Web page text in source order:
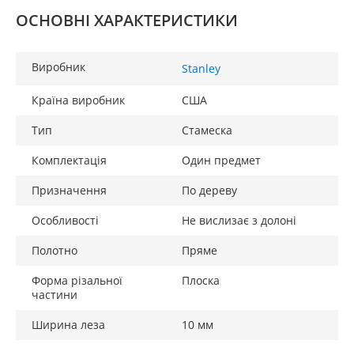
ОСНОВНІ ХАРАКТЕРИСТИКИ
Виробник Stanley
Країна виробник
США
Тип
Стамеска
Комплектація
Один предмет
Призначення
По дереву
Особливості
Не вислизає з долоні
Полотно
Пряме
Форма різальної
частини
Плоска
Ширина леза
10 мм